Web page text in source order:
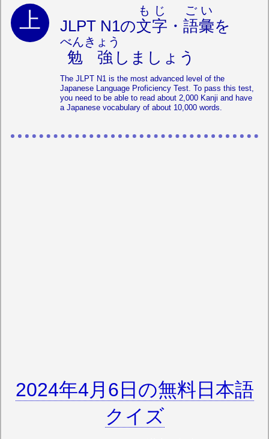
JLPT N1の文字
もじ
・ 語彙
ごい
を
勉強
べんきょう
しましょう
The JLPT N1 is the most advanced level of the
Japanese Language Proficiency Test. To pass this test,
you need to be able to read about 2,000 Kanji and have
a Japanese vocabulary of about 10,000 words.
2024年4月6日の無料日本語
クイズ